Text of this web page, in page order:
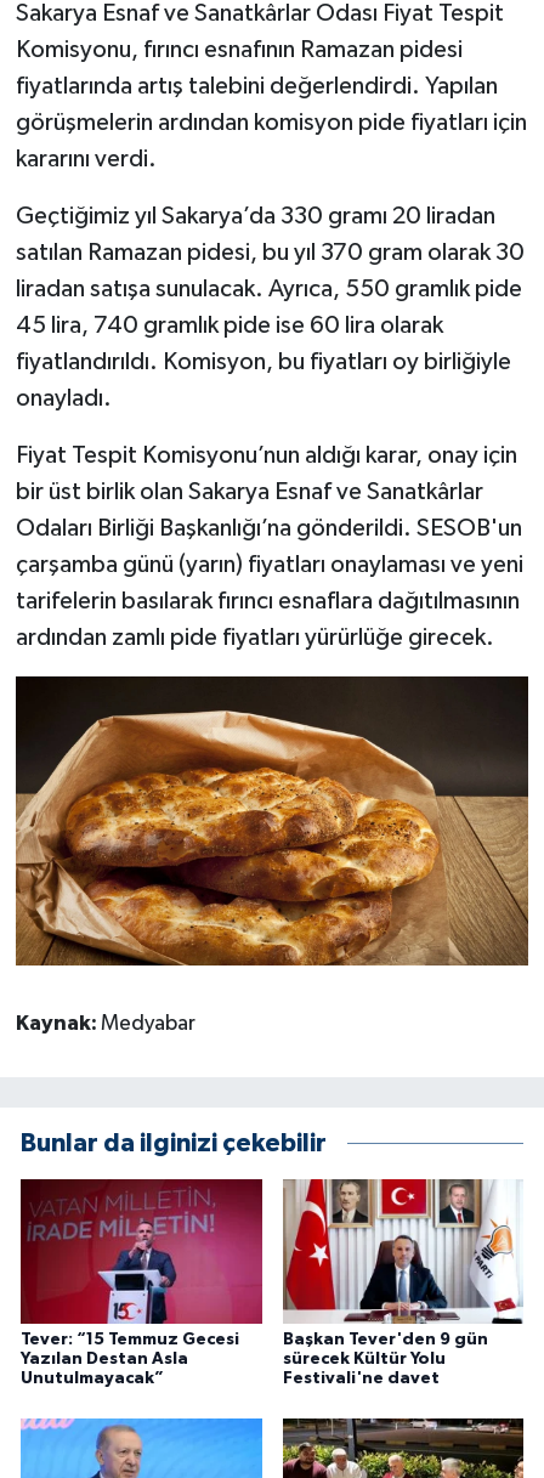
Sakarya Esnaf ve Sanatkârlar Odası Fiyat Tespit
Komisyonu, fırıncı esnafının Ramazan pidesi
fiyatlarında artış talebini değerlendirdi. Yapılan
görüşmelerin ardından komisyon pide fiyatları için
kararını verdi.
Geçtiğimiz yıl Sakarya’da 330 gramı 20 liradan
satılan Ramazan pidesi, bu yıl 370 gram olarak 30
liradan satışa sunulacak. Ayrıca, 550 gramlık pide
45 lira, 740 gramlık pide ise 60 lira olarak
fiyatlandırıldı. Komisyon, bu fiyatları oy birliğiyle
onayladı.
Fiyat Tespit Komisyonu’nun aldığı karar, onay için
bir üst birlik olan Sakarya Esnaf ve Sanatkârlar
Odaları Birliği Başkanlığı’na gönderildi. SESOB'un
çarşamba günü (yarın) fiyatları onaylaması ve yeni
tarifelerin basılarak fırıncı esnaflara dağıtılmasının
ardından zamlı pide fiyatları yürürlüğe girecek.
Kaynak: Medyabar
Bunlar da ilginizi çekebilir
Tever: “15 Temmuz Gecesi
Yazılan Destan Asla
Unutulmayacak”
Başkan Tever'den 9 gün
sürecek Kültür Yolu
Festivali'ne davet